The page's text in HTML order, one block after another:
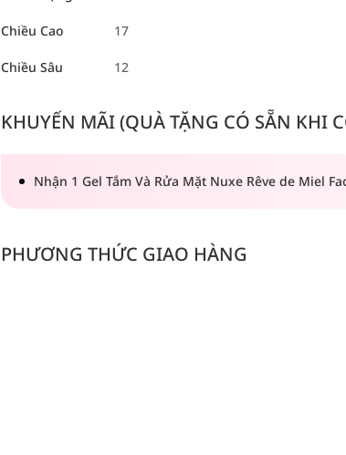
Chiều Cao 17
Chiều Sâu 12
KHUYẾN MÃI (QUÀ TẶNG CÓ SẴN KHI
Nhận 1 Gel Tắm Và Rửa Mặt Nuxe Rêve de Miel
PHƯƠNG THỨC GIAO HÀNG